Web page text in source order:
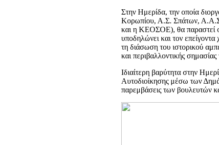
Στην Ημερίδα, την οποία
Κορωπίου, Α.Σ. Σπάτων,
και η ΚΕΟΣΟΕ), θα παραστεί
υποδηλώνει και τον
τη διάσωση του ιστορικού
και περιβαλλοντικής
Ιδιαίτερη βαρύτητα στην
Αυτοδιοίκησης μέσω των
παρεμβάσεις των βουλευτών